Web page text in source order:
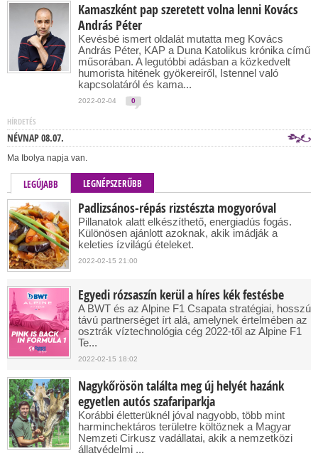
Kamaszként pap szeretett volna lenni Kovács
András Péter
Kevésbé ismert oldalát mutatta meg Kovács
András Péter, KAP a Duna Katolikus krónika című
műsorában. A legutóbbi adásban a közkedvelt
humorista hitének gyökereiről, Istennel való
kapcsolatáról és kama...
2022-02-04 0
HÍRDETÉS
NÉVNAP 08.07.
Ma Ibolya napja van.
LEGÚJABB LEGNÉPSZERŰBB
Padlizsános-répás rizstészta mogyoróval
Pillanatok alatt elkészíthető, energiadús fogás.
Különösen ajánlott azoknak, akik imádják a
keleties ízvilágú ételeket.
2022-02-15 21:00
Egyedi rózsaszín kerül a híres kék festésbe
A BWT és az Alpine F1 Csapata stratégiai, hosszú
távú partnerséget írt alá, amelynek értelmében az
osztrák víztechnológia cég 2022-től az Alpine F1
Te...
2022-02-15 18:02
Nagykőrösön találta meg új helyét hazánk
egyetlen autós szafariparkja
Korábbi életterüknél jóval nagyobb, több mint
harminchektáros területre költöznek a Magyar
Nemzeti Cirkusz vadállatai, akik a nemzetközi
állatvédelmi ...